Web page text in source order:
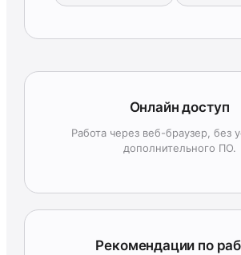
Онлайн доступ
Работа через веб-браузер, без
дополнительного ПО.
Рекомендации по